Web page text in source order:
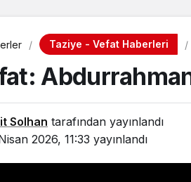
Taziye - Vefat Haberleri
Solhan tarafından yayınlandı
2026, 11:33 yayınlandı